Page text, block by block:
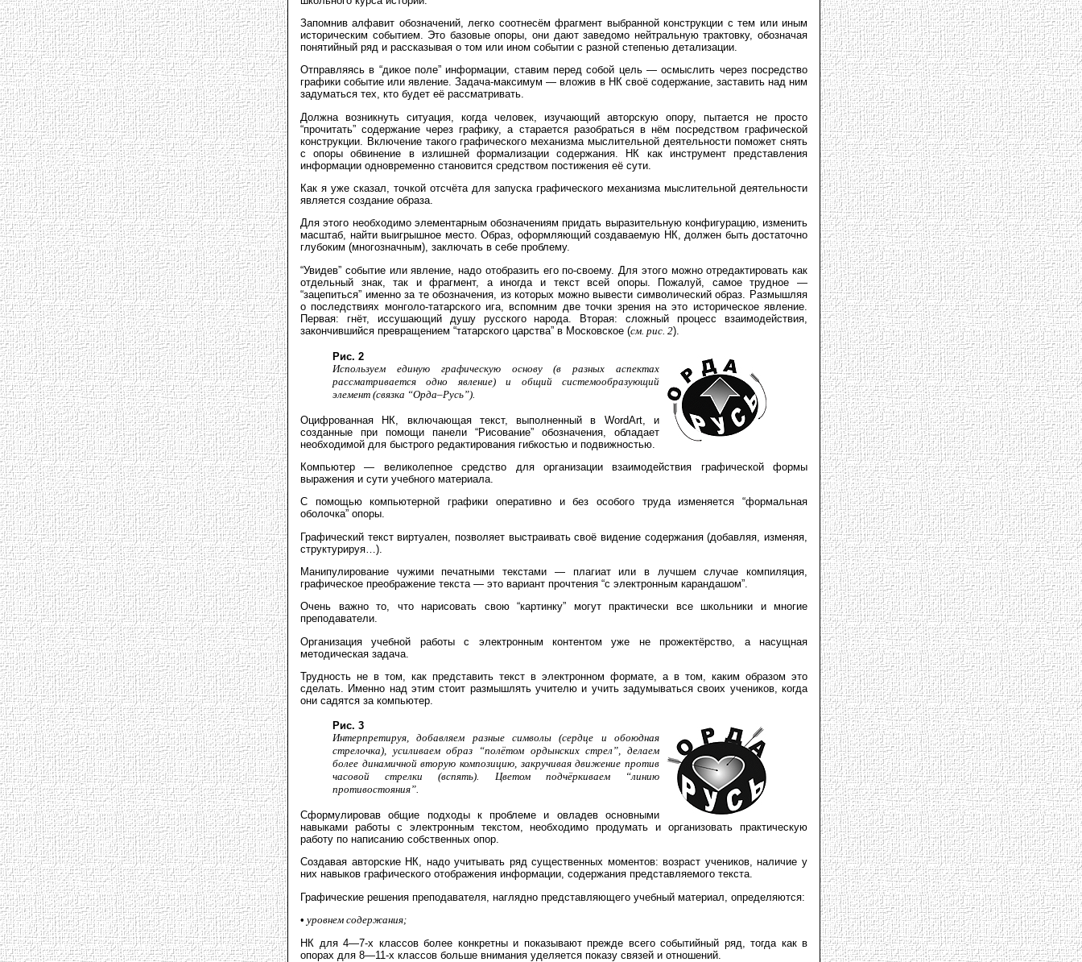
Запомнив алфавит обозначений, легко соотнесём фрагмент выбранной конструкции с тем или иным
историческим событием. Это базовые опоры, они дают заведомо нейтральную трактовку, обозначая
понятийный ряд и рассказывая о том или ином событии с разной степенью детализации.
Отправляясь в “дикое поле” информации, ставим перед собой цель — осмыслить через посредство
графики событие или явление. Задача-максимум — вложив в НК своё содержание, заставить над ним
задуматься тех, кто будет её рассматривать.
Должна возникнуть ситуация, когда человек, изучающий авторскую опору, пытается не просто
“прочитать” содержание через графику, а старается разобраться в нём посредством графической
конструкции. Включение такого графического механизма мыслительной деятельности поможет снять
с опоры обвинение в излишней формализации содержания. НК как инструмент представления
информации одновременно становится средством постижения её сути.
Как я уже сказал, точкой отсчёта для запуска графического механизма мыслительной деятельности
является создание образа.
Для этого необходимо элементарным обозначениям придать выразительную конфигурацию, изменить
масштаб, найти выигрышное место. Образ, оформляющий создаваемую НК, должен быть достаточно
глубоким (многозначным), заключать в себе проблему.
“Увидев” событие или явление, надо отобразить его по-своему. Для этого можно отредактировать как
отдельный знак, так и фрагмент, а иногда и текст всей опоры. Пожалуй, самое трудное —
“зацепиться” именно за те обозначения, из которых можно вывести символический образ. Размышляя
о последствиях монголо-татарского ига, вспомним две точки зрения на это историческое явление.
Первая: гнёт, иссушающий душу русского народа. Вторая: сложный процесс взаимодействия,
закончившийся превращением “татарского царства” в Московское (см. рис. 2).
Рис. 2
Используем единую графическую основу (в разных аспектах
рассматривается одно явление) и общий системообразующий
элемент (связка “Орда–Русь”).
Оцифрованная НК, включающая текст, выполненный в WordArt, и
созданные при помощи панели “Рисование” обозначения, обладает
необходимой для быстрого редактирования гибкостью и подвижностью.
Компьютер — великолепное средство для организации взаимодействия графической формы
выражения и сути учебного материала.
С помощью компьютерной графики оперативно и без особого труда изменяется “формальная
оболочка” опоры.
Графический текст виртуален, позволяет выстраивать своё видение содержания (добавляя, изменяя,
структурируя…).
Манипулирование чужими печатными текстами — плагиат или в лучшем случае компиляция,
графическое преображение текста — это вариант прочтения “с электронным карандашом”.
Очень важно то, что нарисовать свою “картинку” могут практически все школьники и многие
преподаватели.
Организация учебной работы с электронным контентом уже не прожектёрство, а насущная
методическая задача.
Трудность не в том, как представить текст в электронном формате, а в том, каким образом это
сделать. Именно над этим стоит размышлять учителю и учить задумываться своих учеников, когда
они садятся за компьютер.
Рис. 3
Интерпретируя, добавляем разные символы (сердце и обоюдная
стрелочка), усиливаем образ “полётом ордынских стрел”, делаем
более динамичной вторую композицию, закручивая движение против
часовой стрелки (вспять). Цветом подчёркиваем “линию
противостояния”.
Сформулировав общие подходы к проблеме и овладев основными
навыками работы с электронным текстом, необходимо продумать и организовать практическую
работу по написанию собственных опор.
Создавая авторские НК, надо учитывать ряд существенных моментов: возраст учеников, наличие у
них навыков графического отображения информации, содержания представляемого текста.
Графические решения преподавателя, наглядно представляющего учебный материал, определяются:
• уровнем содержания;
НК для 4—7-х классов более конкретны и показывают прежде всего событийный ряд, тогда как в
опорах для 8—11-х классов больше внимания уделяется показу связей и отношений.